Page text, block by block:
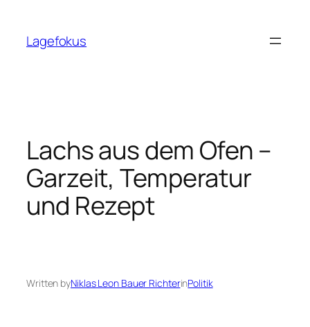
content
Lagefokus
Lachs aus dem Ofen –
Garzeit, Temperatur
und Rezept
Written byNiklas Leon Bauer RichterinPolitik